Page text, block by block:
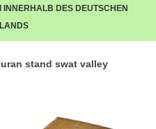
DES DEUTSCHEN
stand swat valley